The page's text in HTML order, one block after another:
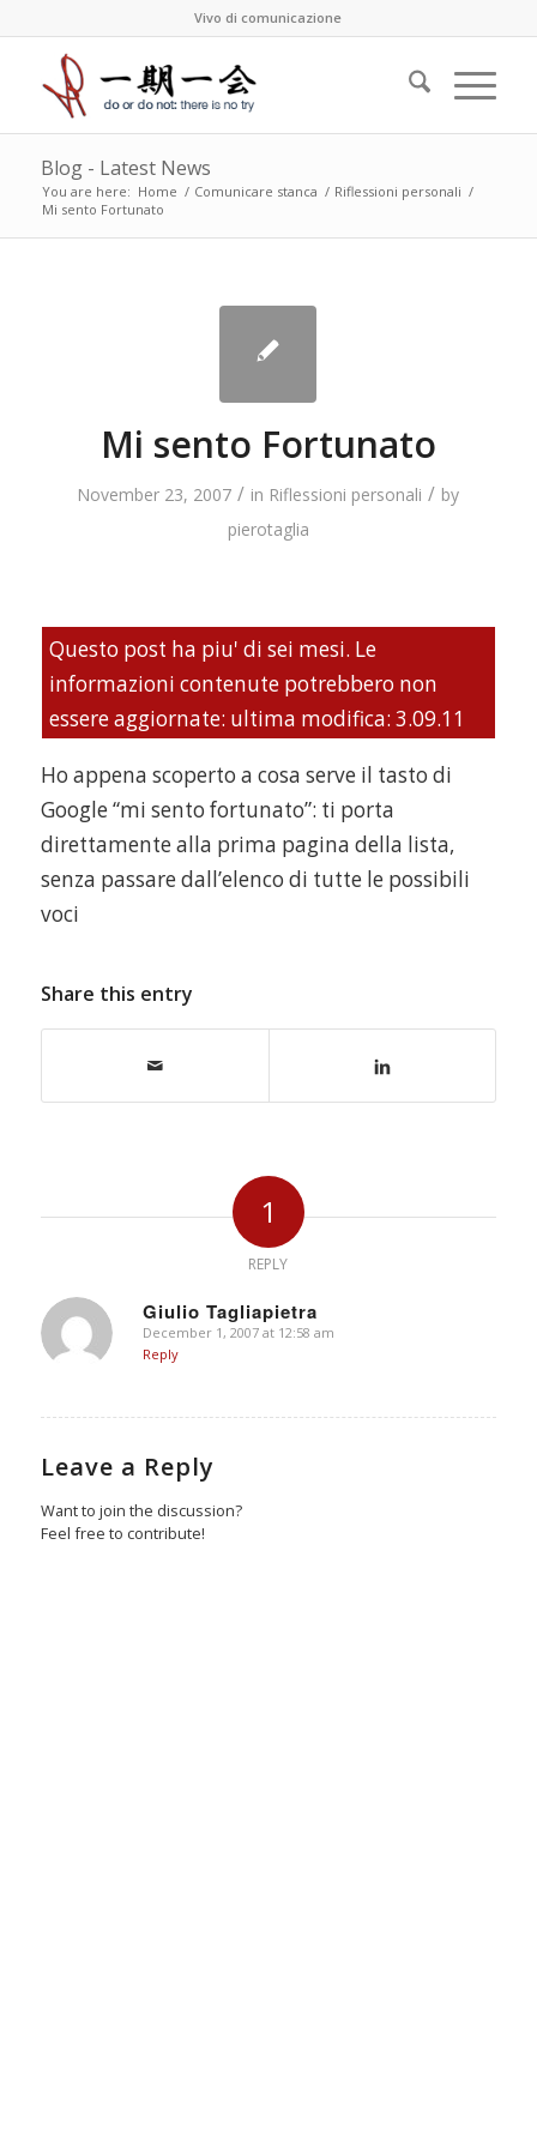
Vivo di comunicazione
Blog - Latest News
You are here: Home / Comunicare stanca / Riflessioni personali /
Mi sento Fortunato
Mi sento Fortunato
November 23, 2007 / in Riflessioni personali / by
pierotaglia
Questo post ha piu' di sei mesi. Le
informazioni contenute potrebbero non
essere aggiornate: ultima modifica: 3.09.11
Ho appena scoperto a cosa serve il tasto di
Google “mi sento fortunato”: ti porta
direttamente alla prima pagina della lista,
senza passare dall’elenco di tutte le possibili
voci
Share this entry
1
REPLY
Giulio Tagliapietra
says:
December 1, 2007 at 12:58 am
Reply
Leave a Reply
Want to join the discussion?
Feel free to contribute!